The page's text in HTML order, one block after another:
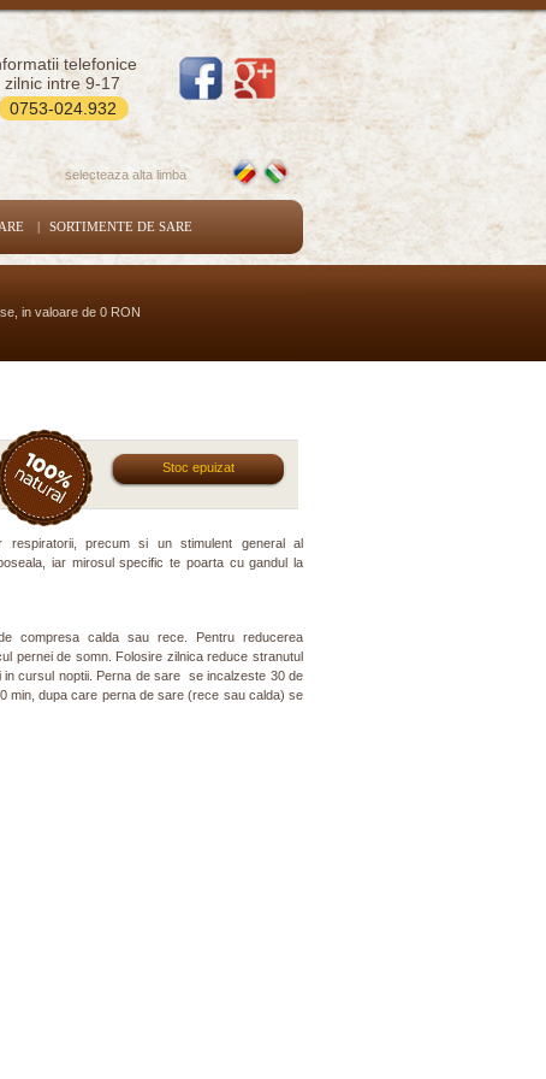
telefonice
zilnic intre 9-17
0753-024.932
| SORTIMENTE DE SARE
selecteaza alta limba
in valoare de 0 RON
Stoc epuizat
precum si un stimulent general al
iar mirosul specific te poarta cu gandul la
compresa calda sau rece. Pentru reducerea
pernei de somn. Folosire zilnica reduce stranutul
cursul noptii. Perna de sare se incalzeste 30 de
min, dupa care perna de sare (rece sau calda) se